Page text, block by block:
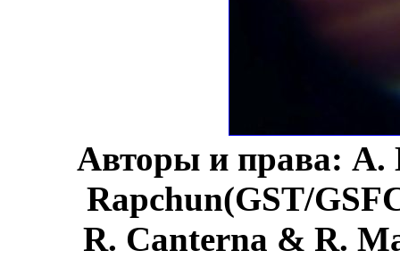
Авторы и права: A.
Rapchun(GST/
R. Canterna & R.